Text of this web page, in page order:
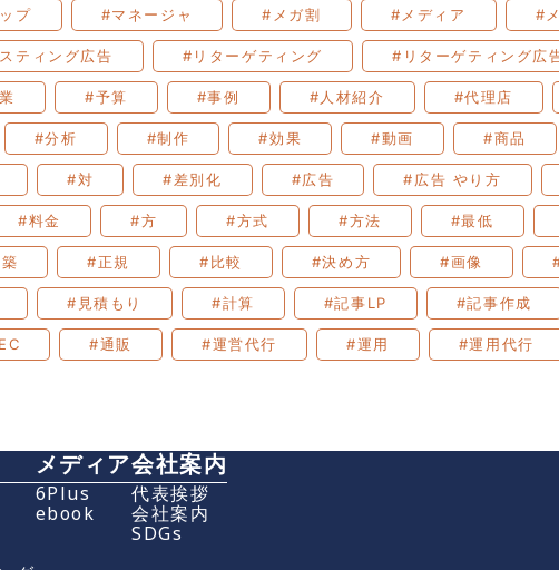
プ #マネージャ #メガ割 #メディア #
ティング広告 #リターゲティング #リターゲティング広
#予算 #事例 #人材紹介 #代理店
#分析 #制作 #効果 #動画 #商品
#対 #差別化 #広告 #広告 やり方
#料金 #方 #方式 #方法 #最低
#正規 #比較 #決め方 #画像
#見積もり #計算 #記事LP #記事作成
#通販 #運営代行 #運用 #運用代行
メディア
6Plus
ebook
会社案内
代表挨拶
会社案内
SDGs